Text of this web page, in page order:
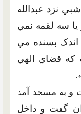
نزد عبدالله
سه لقمه نمي
اندک بسنده مي
که قضاي الهي
و به مسجد آمد
گفت و داخل